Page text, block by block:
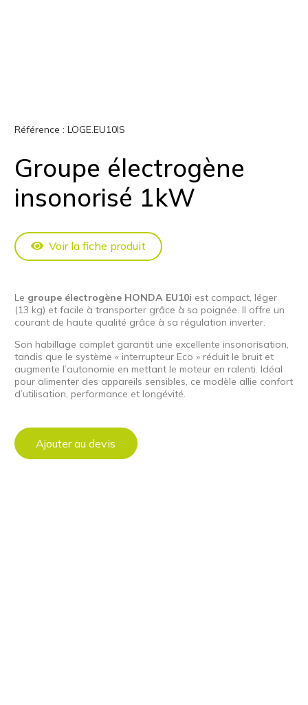
Référence : LOGE.EU10IS
Groupe électrogène
insonorisé 1kW
Voir la fiche produit
Le groupe électrogène HONDA EU10i est compact, léger
(13 kg) et facile à transporter grâce à sa poignée. Il offre un
courant de haute qualité grâce à sa régulation inverter.
Son habillage complet garantit une excellente insonorisation,
tandis que le système « interrupteur Eco » réduit le bruit et
augmente l’autonomie en mettant le moteur en ralenti. Idéal
pour alimenter des appareils sensibles, ce modèle allie confort
d’utilisation, performance et longévité.
Ajouter au devis